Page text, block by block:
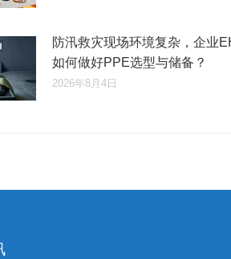
防汛救灾现场环境复杂，企业
如何做好PPE选型与储备？
2026年8月4日